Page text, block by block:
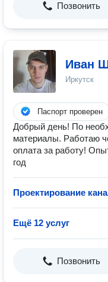
Позвонить
Иван
Иркутск
Паспорт проверен
Добрый день! По
мaтepиaлы. Работаю
oплатa зa pаботу!
год
Проектирование
Ещё 12 услуг
Позвонить